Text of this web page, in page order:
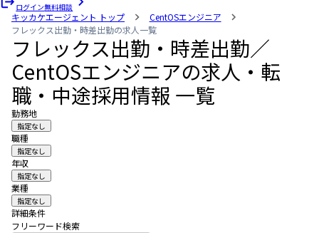
ログイン無料相談
キッカケエージェント トップ
CentOSエンジニア
フレックス出勤・時差出勤の求人一覧
フレックス出勤・時差出勤／
CentOSエンジニアの求人・転
職・中途採用情報 一覧
勤務地
指定なし
職種
指定なし
年収
指定なし
業種
指定なし
詳細条件
フリーワード検索